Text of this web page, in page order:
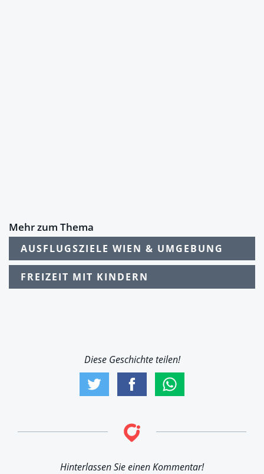
Mehr zum Thema
AUSFLUGSZIELE WIEN & UMGEBUNG
FREIZEIT MIT KINDERN
Diese Geschichte teilen!
Hinterlassen Sie einen Kommentar!